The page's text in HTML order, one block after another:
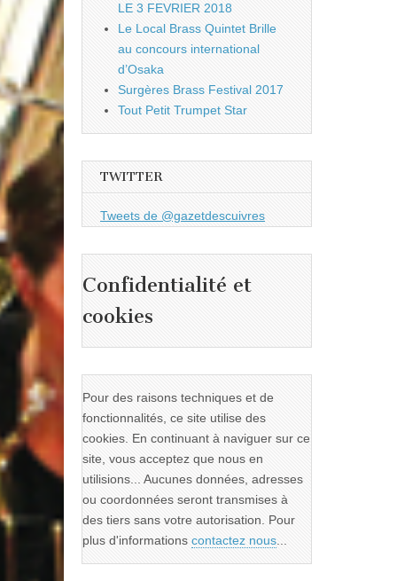
LE 3 FEVRIER 2018
Le Local Brass Quintet Brille
au concours international
d’Osaka
Surgères Brass Festival 2017
Tout Petit Trumpet Star
TWITTER
Tweets de @gazetdescuivres
Confidentialité et
cookies
Pour des raisons techniques et de
fonctionnalités, ce site utilise des
cookies. En continuant à naviguer sur ce
site, vous acceptez que nous en
utilisions... Aucunes données, adresses
ou coordonnées seront transmises à
des tiers sans votre autorisation. Pour
plus d'informations contactez nous...